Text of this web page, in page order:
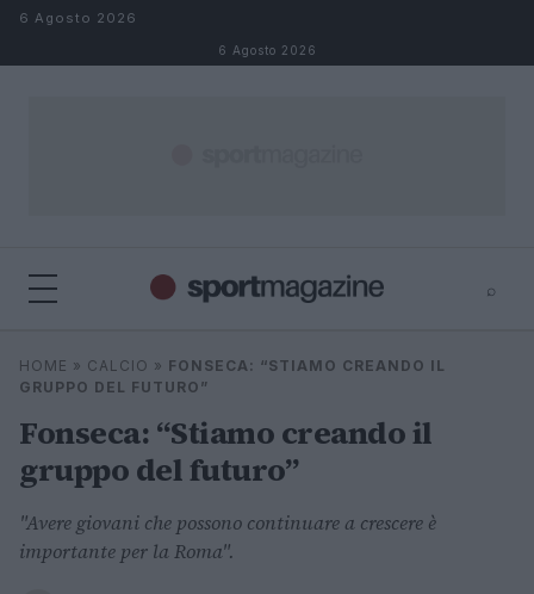
Salta al contenuto
6 Agosto 2026
6 Agosto 2026
⌕
Cerca
HOME » CALCIO » FONSECA: “STIAMO CREANDO IL
GRUPPO DEL FUTURO”
Fonseca: “Stiamo creando il
gruppo del futuro”
"Avere giovani che possono continuare a crescere è
importante per la Roma".